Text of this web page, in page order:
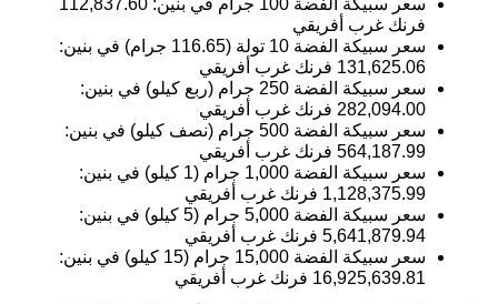
فرنك غرب أفريقي
سعر سبيكة الفضة 10 تولة (116.65 جرام) في بنين:
131,625.06 فرنك غرب أفريقي
سعر سبيكة الفضة 250 جرام (ربع كيلو) في بنين:
282,094.00 فرنك غرب أفريقي
سعر سبيكة الفضة 500 جرام (نصف كيلو) في بنين:
564,187.99 فرنك غرب أفريقي
سعر سبيكة الفضة 1,000 جرام (1 كيلو) في بنين:
1,128,375.99 فرنك غرب أفريقي
سعر سبيكة الفضة 5,000 جرام (5 كيلو) في بنين:
5,641,879.94 فرنك غرب أفريقي
سعر سبيكة الفضة 15,000 جرام (15 كيلو) في بنين:
16,925,639.81 فرنك غرب أفريقي